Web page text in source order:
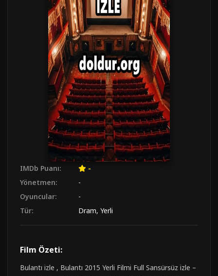
IMDb Puanı:
-
Yönetmen:
-
Oyuncular:
-
Tür:
Dram, Yerli
Film Özeti:
Bulantı izle , Bulantı 2015 Yerli Filmi Full Sansürsüz izle –